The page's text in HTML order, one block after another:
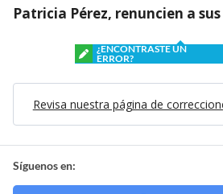
Patricia Pérez, renuncien a
¿ENCONTRASTE UN
ERROR?
Revisa nuestra página de
Síguenos en: